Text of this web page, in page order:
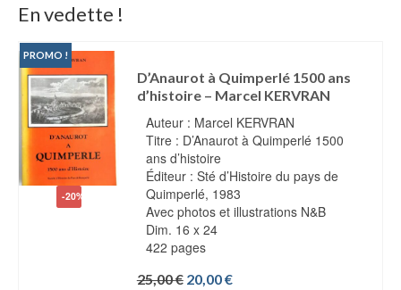
En vedette !
PROMO !
-20%
D’Anaurot à Quimperlé 1500 ans
d’histoire – Marcel KERVRAN
Auteur : Marcel KERVRAN
Titre : D’Anaurot à Quimperlé 1500
ans d’histoire
Éditeur : Sté d’Histoire du pays de
Quimperlé, 1983
Avec photos et illustrations N&B
Dim. 16 x 24
422 pages
25,00€ Le
20,00€Le